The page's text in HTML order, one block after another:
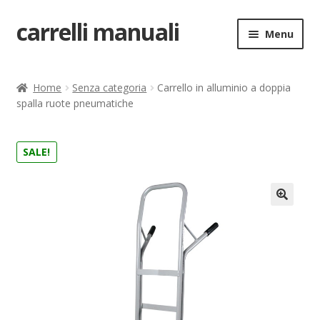
Vai
alla
Vai
al
carrelli manuali Menu
Carrello
Chi siamo
Come registrarsi al sito
Home Senza categoria
Carrello in alluminio a doppia
spalla ruote pneumatiche
SALE!